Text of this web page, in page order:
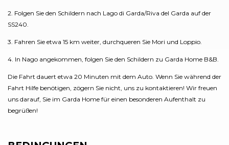
2. Folgen Sie den Schildern nach Lago di Garda/Riva del Garda auf der
SS240.
3. Fahren Sie etwa 15 km weiter, durchqueren Sie Mori und Loppio.
4. In Nago angekommen, folgen Sie den Schildern zu Garda Home B&B.
Die Fahrt dauert etwa 20 Minuten mit dem Auto. Wenn Sie während der
Fahrt Hilfe benötigen, zögern Sie nicht, uns zu kontaktieren! Wir freuen
uns darauf, Sie im Garda Home für einen besonderen Aufenthalt zu
begrüßen!